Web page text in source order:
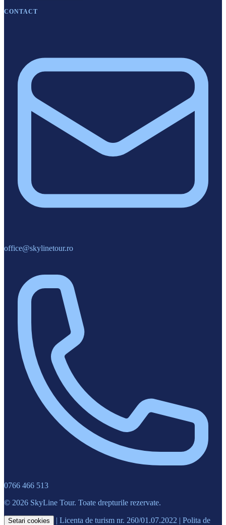
CONTACT
office@skylinetour.ro
0766 466 513
© 2026 SkyLine Tour. Toate drepturile rezervate.
Setari cookies | Licenta de turism nr. 260/01.07.2022 | Polita de